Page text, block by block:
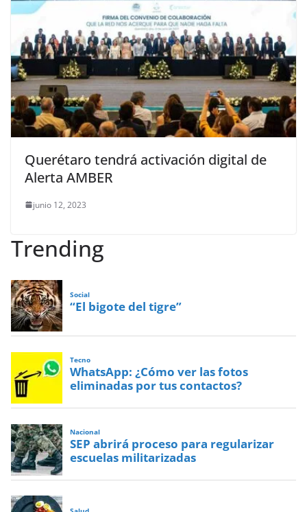
Querétaro tendrá activación digital de
Alerta AMBER
junio 12, 2023
Trending
Social
“El bigote del tigre”
Tecno
WhatsApp: ¿Cómo ver las fotos
eliminadas por tus contactos?
Nacional
SEP abrirá proceso para regularizar
escuelas militarizadas